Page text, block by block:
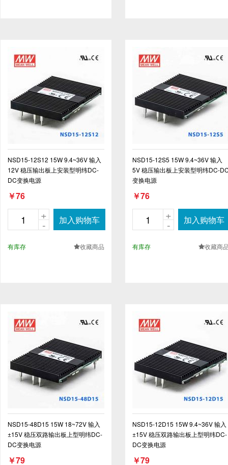
NSD15-12S12 15W 9.4~36V 输入
12V 稳压输出板上安装型明纬DC-
DC变换电源
￥76
-
+ 加入购物车
有库存 .收藏商品
NSD15-12S5 15W 9.4~36V 输入
5V 稳压输出板上安装型明纬DC-
变换电源
￥76
-
+ 加入购物车
有库存 .收藏商
NSD15-48D15 15W 18~72V 输入
±15V 稳压双路输出板上型明纬DC-
DC变换电源
￥79
NSD15-12D15 15W 9.4~36V 输入
±15V 稳压双路输出板上型明纬DC-
DC变换电源
￥79